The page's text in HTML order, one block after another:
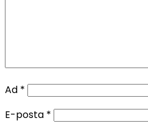
Ad *
E-posta *